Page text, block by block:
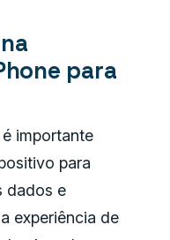
para
importante
para
dados e
experiência de